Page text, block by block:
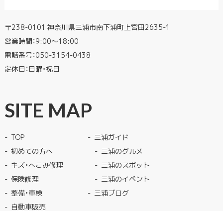
〒238-0101 神奈川県三浦市南下浦町上宮田2635-1
営業時間：9:00〜18:00
電話番号：050-3154-0438
定休日：日曜・祝日
SITE MAP
TOP
初めての方へ
キズ・へこみ修理
保険修理
整備・車検
自動車販売
三浦ガイド
三浦のグルメ
三浦のスポット
三浦のイベント
三浦ブログ